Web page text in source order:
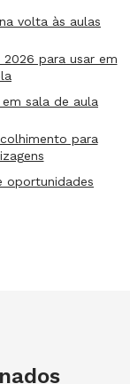
volta às aulas
para usar em
sala de aula
para
oportunidades